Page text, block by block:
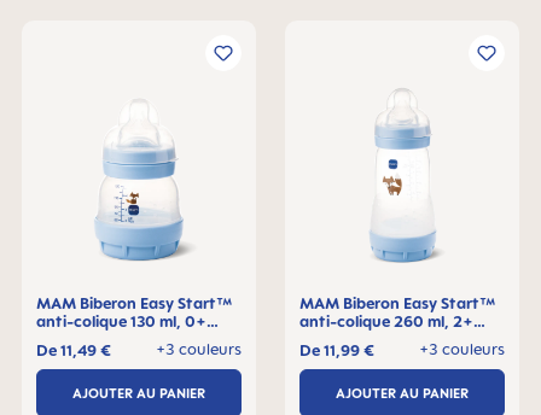
MAM Biberon Easy Start™
anti-colique 130 ml, 0+
+3 couleurs
De11,49 €
AJOUTER AU PANIER
MAM Biberon Easy Start™
anti-colique 260 ml, 2+
+3 couleurs
De11,99 €
AJOUTER AU PANIER